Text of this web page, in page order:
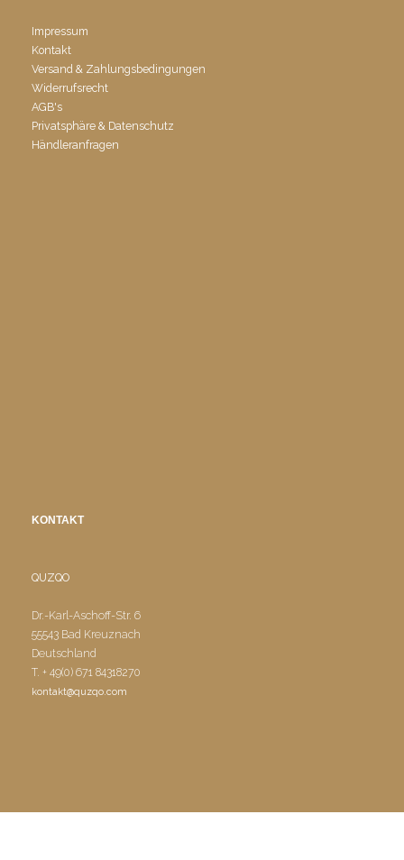
Impressum
Kontakt
Versand & Zahlungsbedingungen
Widerrufsrecht
AGB's
Privatsphäre & Datenschutz
Händleranfragen
KONTAKT
QUZQO
Dr.-Karl-Aschoff-Str. 6
55543 Bad Kreuznach
Deutschland
T. + 49(0) 671 84318270
kontakt@quzqo.com